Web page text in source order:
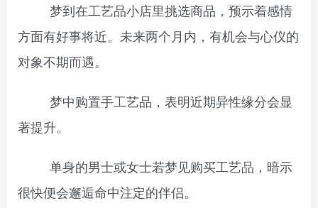
梦到在工艺品小店里挑选商品，预示着感情
方面有好事将近。未来两个月内，有机会与心仪的
对象不期而遇。
梦中购置手工艺品，表明近期异性缘分会显
著提升。
单身的男士或女士若梦见购买工艺品，暗示
很快便会邂逅命中注定的伴侣。